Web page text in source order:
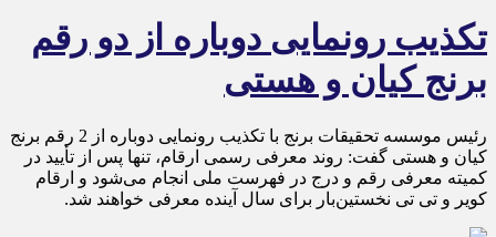
تکذیب رونمایی دوباره از دو رقم
برنج کیان و هستی
رئیس موسسه تحقیقات برنج با تکذیب رونمایی دوباره از 2 رقم برنج
کیان و هستی گفت: روند معرفی رسمی ارقام، تنها پس از تأیید در
کمیته معرفی رقم و درج در فهرست ملی انجام می‌شود و ارقام
کویر و تی تی نخستین‌بار برای سال آینده معرفی خواهند شد.